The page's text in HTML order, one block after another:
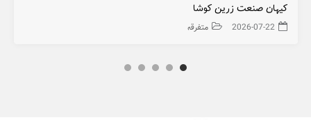
کیهان صنعت زرین کوشا
2026-07-22 متفرقه